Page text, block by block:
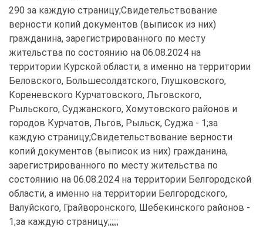
290 за каждую страницу;Свидетельствование
верности копий документов (выписок из них)
гражданина, зарегистрированного по месту
жительства по состоянию на 06.08.2024 на
территории Курской области, а именно на территории
Беловского, Большесолдатского, Глушковского,
Кореневского Курчатовского, Льговского,
Рыльского, Суджанского, Хомутовского районов и
городов Курчатов, Льгов, Рыльск, Суджа - 1;за
каждую страницу;Свидетельствование верности
копий документов (выписок из них) гражданина,
зарегистрированного по месту жительства по
состоянию на 06.08.2024 на территории Белгородской
области, а именно на территории Белгородского,
Валуйского, Грайворонского, Шебекинского районов -
1;за каждую страницу;;;;;;